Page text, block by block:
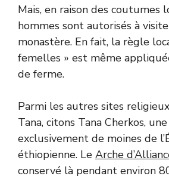
Mais, en raison des coutumes
hommes sont autorisés à
monastère. En fait, la règle
femelles » est même
de ferme.
Parmi les autres sites
Tana, citons Tana Cherkos,
exclusivement de moines de
éthiopienne. Le Arche
conservé là pendant environ